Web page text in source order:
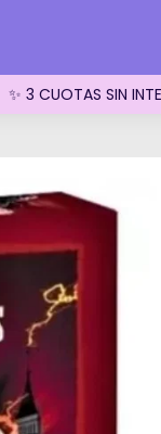
✨ 3 CUOTAS SIN